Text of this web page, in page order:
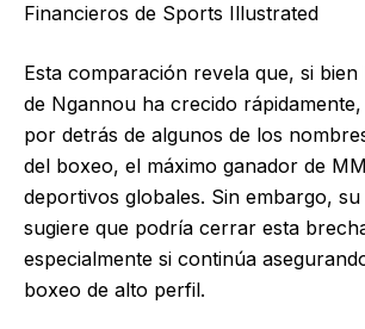
Financieros de Sports Illustrated
Esta comparación revela que, si
de Ngannou ha crecido
por detrás de algunos de los
del boxeo, el máximo ganador de
deportivos globales. Sin embargo,
sugiere que podría cerrar esta
especialmente si continúa
boxeo de alto perfil.